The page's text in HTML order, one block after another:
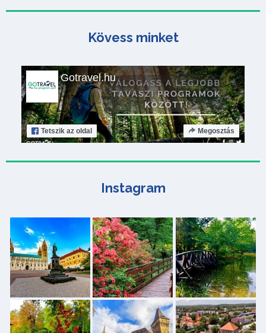
Kövess minket
Gotravel.hu
Tetszik az oldal Megosztás
Instagram